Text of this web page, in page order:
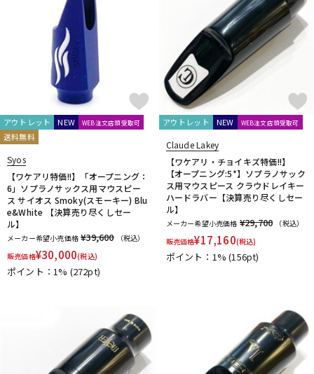
中古 ヴィンテージ
GREG BLACK
H.D.A
Harry Hartmanns
HERCULES
Hetman HORITA HW iO
J.KEILWERTH J.Michael J.NOTE
J.W.Eastman
JAKOB WINTER
Jazzlab JET-TONE JK
JM Lubricants
JUPITER K&M KELLY
KEY LEAVES
KGU brass
Kikutani Killarney Whistle KING KOLBL
L-M
LA TROMBA Lebayle
lefreQue
Lily's tone
LOTUS MANHASSET
MARCA
Marcinkiewicz
Marmaduke Martin(管) MB
MEYER
Michael Burke
MK Whistle Monette
MONSTER OIL
Mouthpiece Cafe
N-Q
NAKAJIMA Neotech
New Stone Lined
NONAKA
NY Classic
Rampone&Cazzani REED GEEK
Reunion Blues
ROCHE-THOMAS
Roland Rondino ROUSSEAU
Rovner
アウトレット NEW WEB注文店頭受取可
送料無料
Syos
【ワケアリ特価!!】「オープニング：
6」ソプラノサックス用マウスピー
ス サイオス Smoky(スモーキー) Blu
e&White 【決算売り尽くしセー
ル】
メーカー希望小売価格 ¥39,600
（税込）
販売価格¥30,000(税込)
ポイント：1% (272pt)
アウトレット NEW WEB注文店頭受取可
Claude Lakey
【ワケアリ・チョイキズ特価!!】
【オープニング:5*】ソプラノサック
ス用マウスピース クラウドレイキー
ハードラバー【決算売り尽くしセー
ル】
メーカー希望小売価格 ¥29,700
（税込）
販売価格¥17,160(税込)
ポイント：1%(156pt)